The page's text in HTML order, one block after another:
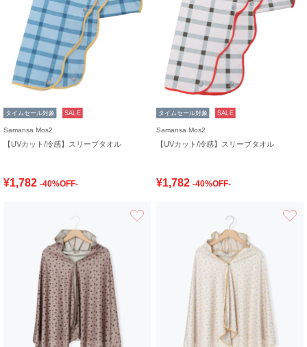
タイムセール対象 SALE
Samansa Mos2
【UVカット/冷感】スリーブタオル
¥1,782 -40%OFF-
タイムセール対象 SALE
Samansa Mos2
【UVカット/冷感】スリーブタオル
¥1,782 -40%OFF-